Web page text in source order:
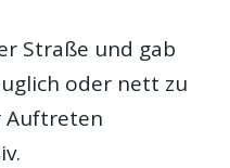
Straße und gab
oder nett zu
Auftreten